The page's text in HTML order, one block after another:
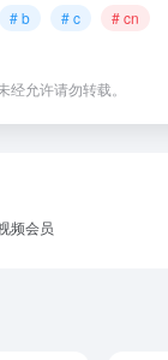
# b # c # cn
允许请勿转载。
频会员